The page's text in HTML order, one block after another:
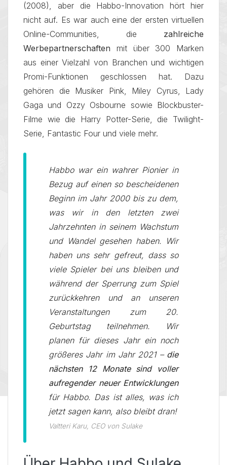
(2008), aber die Habbo-Innovation hört hier
nicht auf. Es war auch eine der ersten virtuellen
Online-Communities, die zahlreiche
Werbepartnerschaften mit über 300 Marken
aus einer Vielzahl von Branchen und wichtigen
Promi-Funktionen geschlossen hat. Dazu
gehören die Musiker Pink, Miley Cyrus, Lady
Gaga und Ozzy Osbourne sowie Blockbuster-
Filme wie die Harry Potter-Serie, die Twilight-
Serie, Fantastic Four und viele mehr.
Habbo war ein wahrer Pionier in
Bezug auf einen so bescheidenen
Beginn im Jahr 2000 bis zu dem,
was wir in den letzten zwei
Jahrzehnten in seinem Wachstum
und Wandel gesehen haben. Wir
haben uns sehr gefreut, dass so
viele Spieler bei uns bleiben und
während der Sperrung zum Spiel
zurückkehren und an unseren
Veranstaltungen zum 20.
Geburtstag teilnehmen. Wir
planen für dieses Jahr ein noch
größeres Jahr im Jahr 2021 –die
nächsten 12 Monate sind voller
aufregender neuer Entwicklungen
für Habbo. Das ist alles, was ich
jetzt sagen kann, also bleibt dran!
Valtteri Karu, CEO von Sulake